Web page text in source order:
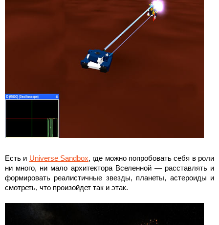
Есть и Universe Sandbox, где можно попробовать себя в роли
ни много, ни мало архитектора Вселенной — расставлять и
формировать реалистичные звезды, планеты, астероиды и
смотреть, что произойдет так и этак.